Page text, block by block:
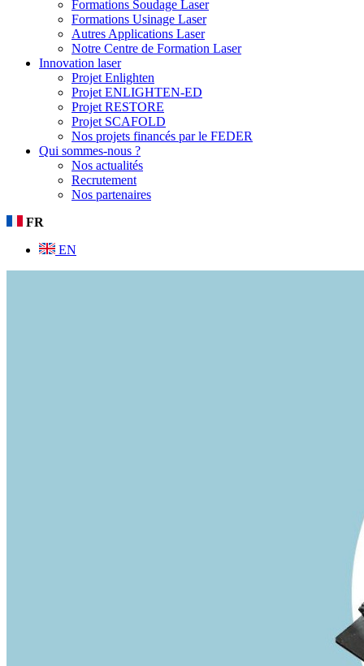
Formations Soudage Laser
Formations Usinage Laser
Autres Applications Laser
Notre Centre de Formation Laser
Innovation laser
Projet Enlighten
Projet ENLIGHTEN-ED
Projet RESTORE
Projet SCAFOLD
Nos projets financés par le FEDER
Qui sommes-nous ?
Nos actualités
Recrutement
Nos partenaires
FR
EN